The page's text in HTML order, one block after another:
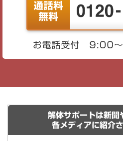
解体サポートは新聞
各メディアに紹介